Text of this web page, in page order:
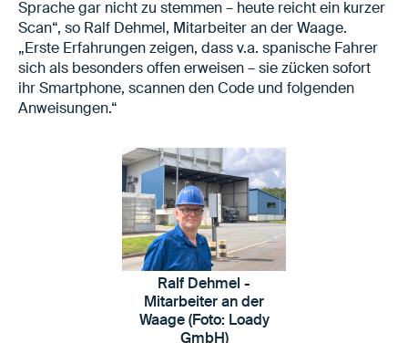
Sprache gar nicht zu stemmen – heute reicht ein kurzer
Scan“, so Ralf Dehmel, Mitarbeiter an der Waage.
„Erste Erfahrungen zeigen, dass v.a. spanische Fahrer
sich als besonders offen erweisen – sie zücken sofort
ihr Smartphone, scannen den Code und folgenden
Anweisungen.“
Ralf Dehmel -
Mitarbeiter an der
Waage (Foto: Loady
GmbH)